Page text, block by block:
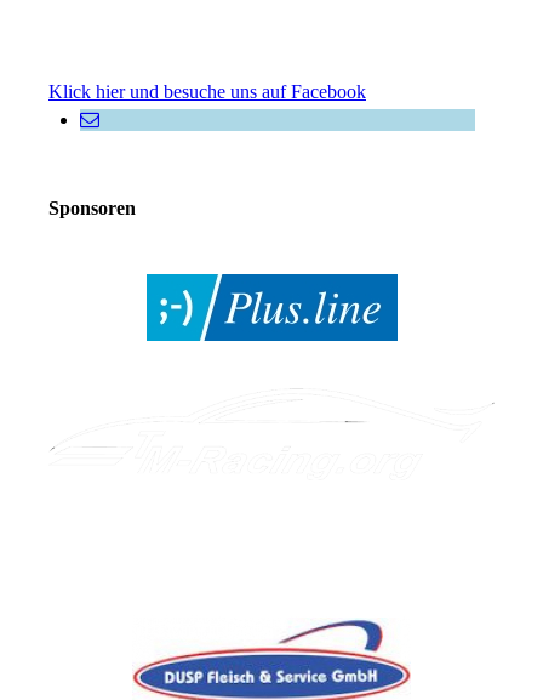
Klick hier und besuche uns auf Facebook
Sponsoren